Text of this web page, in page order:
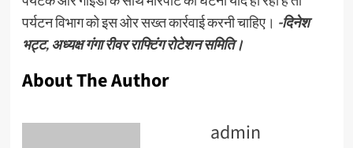
पर्यटन विभाग को इस ओर सख्त कार्रवाई करनी चाहिए। -दिनेश
भट्ट, अध्यक्ष गंगा रीवर राफ्टिंग रोटेशन समिति।
About The Author
admin